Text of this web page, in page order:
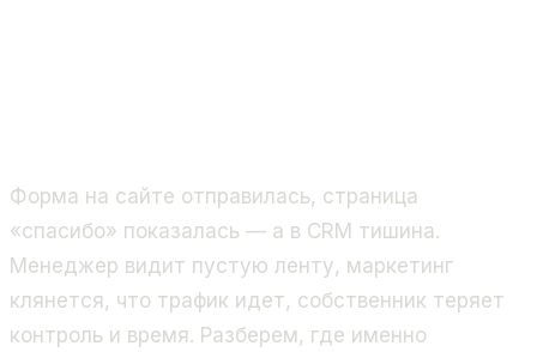
Форма на сайте отправилась, страница
«спасибо» показалась — а в CRM тишина.
Менеджер видит пустую ленту, маркетинг
клянется, что трафик идет, собственник теряет
контроль и время. Разберем, где именно